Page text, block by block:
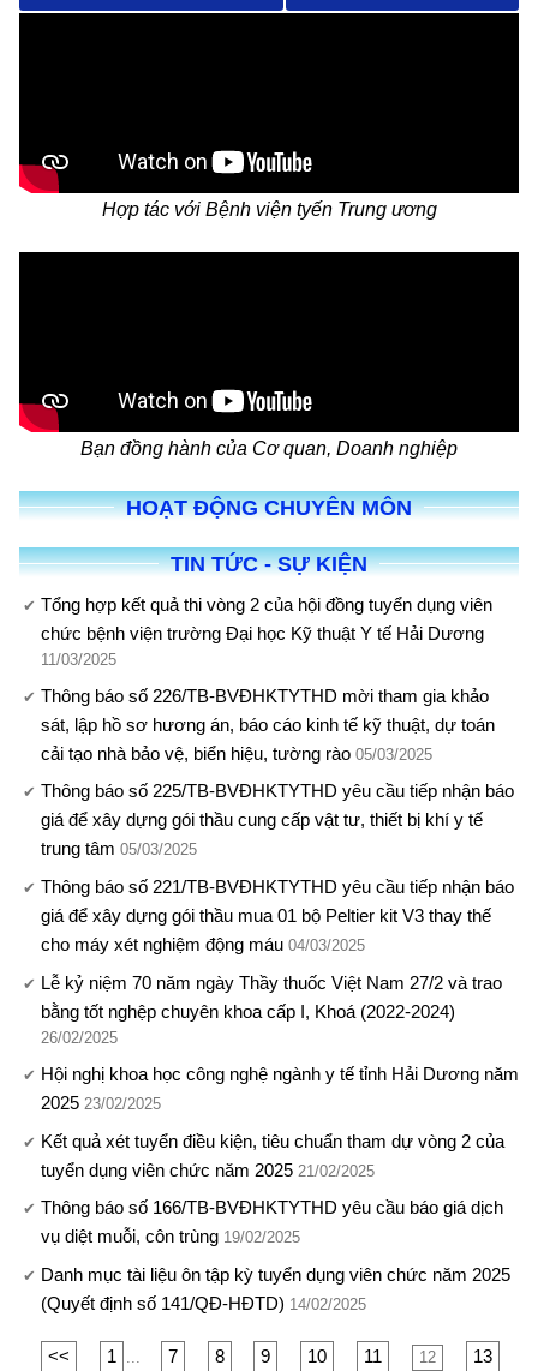
Hợp tác với Bệnh viện tyến Trung ương
Bạn đồng hành của Cơ quan, Doanh nghiệp
HOẠT ĐỘNG CHUYÊN MÔN
TIN TỨC - SỰ KIỆN
Tổng hợp kết quả thi vòng 2 của hội đồng tuyển dụng viên
chức bệnh viện trường Đại học Kỹ thuật Y tế Hải Dương
11/03/2025
Thông báo số 226/TB-BVĐHKTYTHD mời tham gia khảo
sát, lập hồ sơ hương án, báo cáo kinh tế kỹ thuật, dự toán
cải tạo nhà bảo vệ, biển hiệu, tường rào05/03/2025
Thông báo số 225/TB-BVĐHKTYTHD yêu cầu tiếp nhận báo
giá để xây dựng gói thầu cung cấp vật tư, thiết bị khí y tế
trung tâm 05/03/2025
Thông báo số 221/TB-BVĐHKTYTHD yêu cầu tiếp nhận báo
giá để xây dựng gói thầu mua 01 bộ Peltier kit V3 thay thế
cho máy xét nghiệm động máu04/03/2025
Lễ kỷ niệm 70 năm ngày Thầy thuốc Việt Nam 27/2 và trao
bằng tốt nghệp chuyên khoa cấp I, Khoá (2022-2024)
26/02/2025
Hội nghị khoa học công nghệ ngành y tế tỉnh Hải Dương năm
202523/02/2025
Kết quả xét tuyển điều kiện, tiêu chuẩn tham dự vòng 2 của
tuyển dụng viên chức năm 202521/02/2025
Thông báo số 166/TB-BVĐHKTYTHD yêu cầu báo giá dịch
vụ diệt muỗi, côn trùng19/02/2025
Danh mục tài liệu ôn tập kỳ tuyển dụng viên chức năm 2025
(Quyết định số 141/QĐ-HĐTD) 14/02/2025
<< 1 ... 7 8 9 10 11 12
13